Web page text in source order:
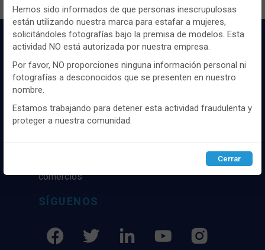
Distribuidor y mayorista textil de las mejores
marcaas de ropa y complementos del
experiencia como proveedor de los mejores
comercios
SÍGUENOS
persistentes, para hacer funcionar de manera segura nuestra
página web y personalizar su contenido.
Igualmente, utilizamos cookies para medir y obtener datos de
la navegación que realizas y para ajustar el contenido a tus
gustos y preferencias.
Puedesconfigurary aceptar el uso de cookies a tu gusto.
Para obtener más información visita nuestra
cookies.
Configurar Rechazar ACEPTAR
Hemos sido informados de que personas inescrupulosas
están utilizando nuestra marca para estafar a mujeres,
solicitándoles fotografías bajo la premisa de modelos. Esta
actividad NO está autorizada por nuestra empresa.
Por favor, NO proporciones ninguna información personal ni
fotografías a desconocidos que se presenten en nuestro
nombre.
Estamos trabajando para detener esta actividad fraudulenta y
proteger a nuestra comunidad.
Cerrar